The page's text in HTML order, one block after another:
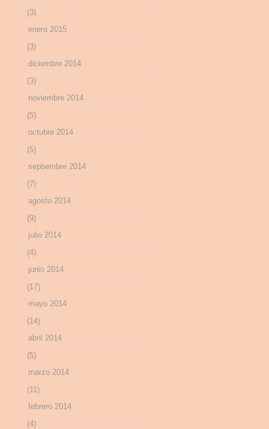
(3)
enero 2015
(3)
diciembre 2014
(3)
noviembre 2014
(5)
octubre 2014
(5)
septiembre 2014
(7)
agosto 2014
(9)
julio 2014
(4)
junio 2014
(17)
mayo 2014
(14)
abril 2014
(5)
marzo 2014
(11)
febrero 2014
(4)